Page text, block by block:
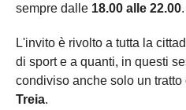
sempre dalle 18.00 alle 22.00.
L'invito è rivolto a tutta la
di sport e a quanti, in questi
condiviso anche solo un
Treia.